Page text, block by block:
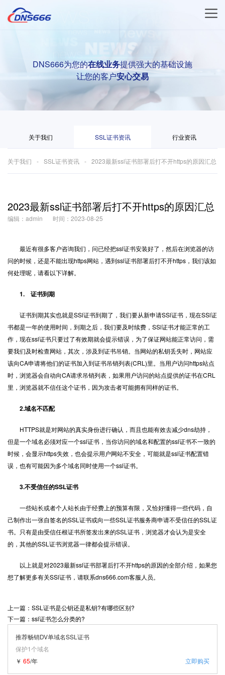
DNS666为您的在线业务提供强大的基础设施
让您的客户安心交易
关于我们 SSL证书资讯 行业资讯
关于我们 SSL证书资讯 2023最新ssl证书部署后打不开https的原因汇总
2023最新ssl证书部署后打不开https的原因汇总
编辑：admin 时间：2023-08-25
最近有很多客户咨询我们，问已经把ssl证书安装好了，然后在浏览器的访
问的时候，还是不能出现https网站，遇到ssl证书部署后打不开https，我们该如
何处理呢，请看以下详解。
1. 证书到期
证书到期其实也就是SSl证书到期了，我们要从新申请SSl证书，现在SSl证
书都是一年的使用时间，到期之后，我们要及时续费，SSl证书才能正常的工
作，现在ssl证书只要过了有效期就会提示错误，为了保证网站能正常访问，需
要我们及时检查网站，其次，涉及到证书吊销。当网站的私钥丢失时，网站应
该向CA申请将他们的证书加入到证书吊销列表(CRL)里。当用户访问https站点
时，浏览器会自动向CA请求吊销列表，如果用户访问的站点提供的证书在CRL
里，浏览器就不信任这个证书，因为攻击者可能拥有同样的证书。
2.域名不匹配
HTTPS就是对网站的真实身份进行确认，而且也能有效去减少dns劫持，
但是一个域名必须对应一个ssl证书，当你访问的域名和配置的ssl证书不一致的
时候，会显示https失效，也会提示用户网站不安全，可能就是ssl证书配置错
误，也有可能因为多个域名同时使用一个ssl证书。
3.不受信任的SSL证书
一些站长或者个人站长由于经费上的预算有限，又恰好懂得一些代码，自
己制作出一张自签名的SSL证书或向一些SSL证书服务商申请不受信任的SSL证
书。只有是由受信任根证书所签发出来的SSL证书，浏览器才会认为是安全
的，其他的SSL证书浏览器一律都会提示错误。
以上就是对2023最新ssl证书部署后打不开https的原因的全部介绍，如果您
想了解更多有关SSl证书，请联系dns666.com客服人员。
上一篇：SSL证书是公钥还是私钥?有哪些区别?
下一篇：ssl证书怎么分类的?
推荐畅销DV单域名SSL证书
保护1个域名
立即购买
￥ 65/年